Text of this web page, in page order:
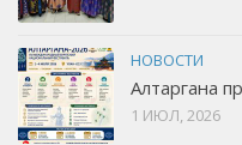
НОВОСТИ
Алтаргана
1 ИЮЛ, 2026